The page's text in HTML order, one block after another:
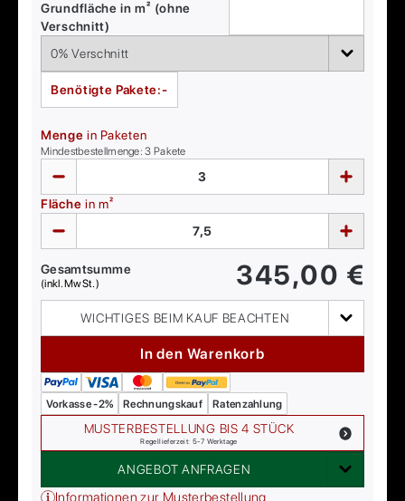
Grundfläche in m² (ohne
Verschnitt)
Benötigte Pakete:-
Menge in Paketen
Mindestbestellmenge:3 Pakete
Fläche in m²
Gesamtsumme
(inkl. MwSt.) 345,00 €
WICHTIGES BEIM KAUF BEACHTEN
In den Warenkorb
Vorkasse -2% Rechnungskauf Ratenzahlung
MUSTERBESTELLUNG BIS 4 STÜCK
Regellieferzeit: 5-7 Werktage
ANGEBOT ANFRAGEN